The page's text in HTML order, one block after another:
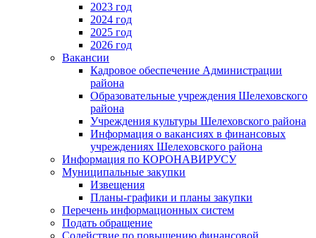
2023 год
2024 год
2025 год
2026 год
Вакансии
Кадровое обеспечение Администрации
района
Образовательные учреждения Шелеховского
района
Учреждения культуры Шелеховского района
Информация о вакансиях в финансовых
учреждениях Шелеховского района
Информация по КОРОНАВИРУСУ
Муниципальные закупки
Извещения
Планы-графики и планы закупки
Перечень информационных систем
Подать обращение
Содействие по повышению финансовой